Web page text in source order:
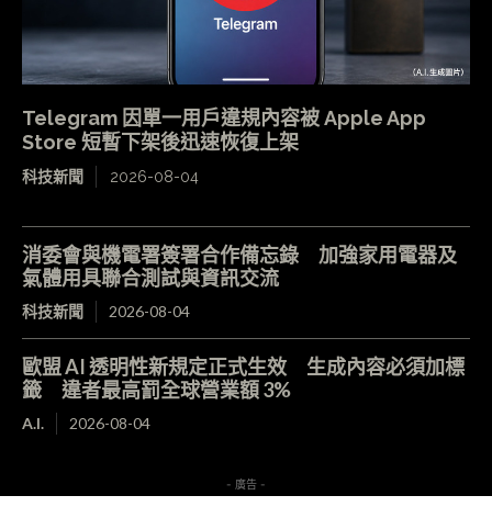
Telegram 因單一用戶違規內容被 Apple App
Store 短暫下架後迅速恢復上架
科技新聞 2026-08-04
消委會與機電署簽署合作備忘錄 加強家用電器及
氣體用具聯合測試與資訊交流
科技新聞 2026-08-04
歐盟 AI 透明性新規定正式生效 生成內容必須加標
籤 違者最高罰全球營業額 3%
A.I. 2026-08-04
- 廣告 -